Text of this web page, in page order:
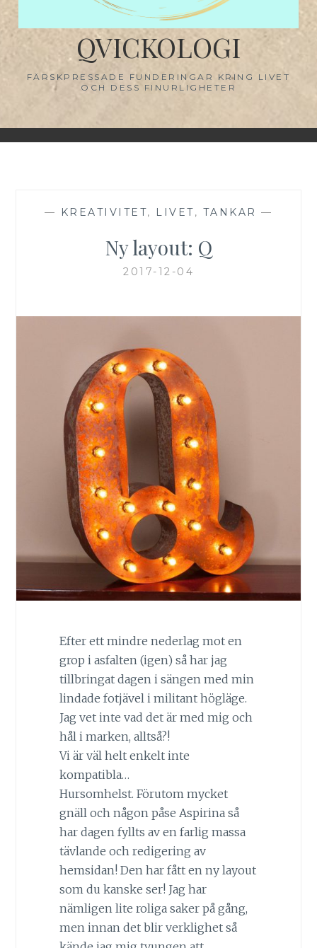
QVICKOLOGI
FÄRSKPRESSADE FUNDERINGAR KRING LIVET
OCH DESS FINURLIGHETER
— KREATIVITET, LIVET, TANKAR —
Ny layout: Q
2017-12-04
Efter ett mindre nederlag mot en
grop i asfalten (igen) så har jag
tillbringat dagen i sängen med min
lindade fotjävel i militant högläge.
Jag vet inte vad det är med mig och
hål i marken, alltså?!
Vi är väl helt enkelt inte
kompatibla…
Hursomhelst. Förutom mycket
gnäll och någon påse Aspirina så
har dagen fyllts av en farlig massa
tävlande och redigering av
hemsidan! Den har fått en ny layout
som du kanske ser! Jag har
nämligen lite roliga saker på gång,
men innan det blir verklighet så